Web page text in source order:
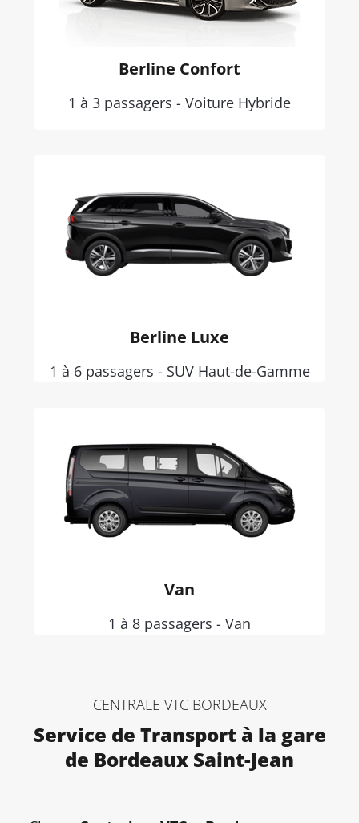
Berline Confort
1 à 3 passagers - Voiture Hybride
Berline Luxe
1 à 6 passagers - SUV Haut-de-Gamme
Van
1 à 8 passagers - Van
CENTRALE VTC BORDEAUX
Service de Transport à la gare
de Bordeaux Saint-Jean